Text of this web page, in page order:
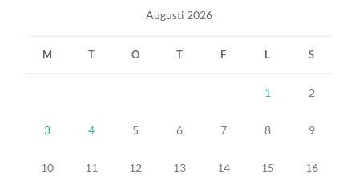
Augusti 2026
M T O T F L S
1 2
3 4 5 6 7 8 9
10 11 12 13 14 15 16